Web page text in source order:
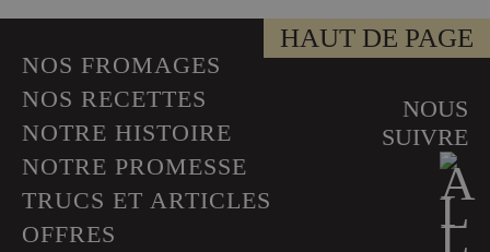
NOS FROMAGES
NOS RECETTES
NOTRE HISTOIRE
NOTRE PROMESSE
TRUCS ET ARTICLES
OFFRES
NOUS
SUIVRE
HAUT DE PAGE